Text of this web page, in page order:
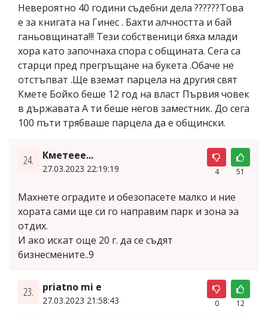
Невероятно 40 години съдебни дела ??????Това
е за книгата на Гинес . Бахти алчността и бай
ганьовщината!!! Тези собственици бяха млади
хора като започнаха спора с общината. Сега са
старци пред прегръщане на букета .Обаче не
отстъпват .Ще вземат парцела на другия свят
Кмете Бойко беше 12 год на власт Първия човек
в държавата А ти беше негов заместник. До сега
100 пъти трябваше парцела да е общински.
24. Кметеее...
27.03.2023 22:19:19 4 51
Махнете оградите и обезопасете малко и ние
хората сами ще си го направим парк и зона эа
отдих.
И ако искат още 20 г. да се съдят
бизнесмените..9
23. priatno mi e
27.03.2023 21:58:43 0 12